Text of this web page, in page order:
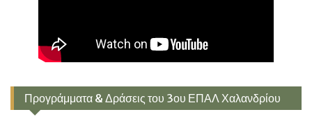
Προγράμματα & Δράσεις του 3ου ΕΠΑΛ Χαλανδρίου